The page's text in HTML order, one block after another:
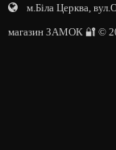
м.Біла Церква,
магазин ЗАМОК 🔐 ©